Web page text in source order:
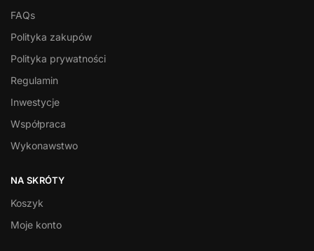
FAQs
Polityka zakupów
Polityka prywatności
Regulamin
Inwestycje
Współpraca
Wykonawstwo
NA SKRÓTY
Koszyk
Moje konto